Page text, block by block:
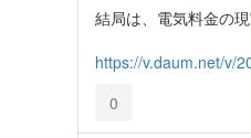
結局は、電気料金の
https://v.daum.net/v/
0